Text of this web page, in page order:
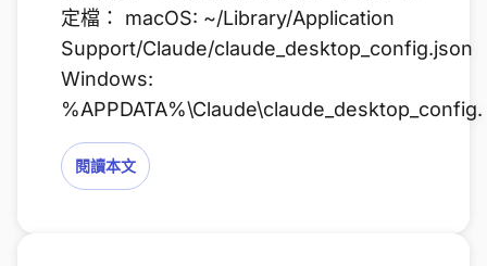
定檔： macOS: ~/Library/Application
Support/Claude/claude_desktop_config.json
Windows:
%APPDATA%\Claude\claude_desktop_config.
閱讀本文